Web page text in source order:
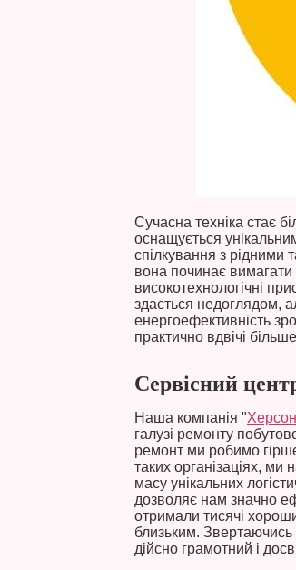
Сучасна техніка стає
оснащується
спілкування з рідними
вона починає
високотехнологічні
здається недоглядом,
енергоефективність
практично вдвічі
Сервісний
Наша компанія "
галузі ремонту
ремонт ми робимо
таких організаціях,
масу унікальних
дозволяє нам значно
отримали тисячі
близьким.
дійсно грамотний і